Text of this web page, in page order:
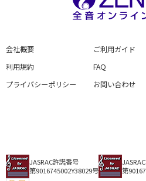
会社概要
利用規約
プライバシーポリシー
ご利用ガイド
FAQ
お問い合わせ
JASRAC許諾番号
第9016745002Y38029号
第